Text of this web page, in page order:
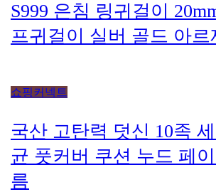
S999 은침 링귀걸이
프귀걸이 실버 골드 아르
쇼핑커넥트
국산 고탄력 덧신 10족
균 풋커버 쿠션 누드 페
름